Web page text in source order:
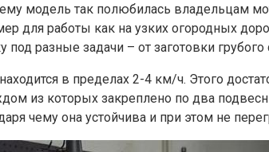
модель так полюбилась владельцам
для работы как на узких огородных
под разные задачи – от заготовки
в пределах 2-4 км/ч. Этого
из которых закреплено по два
чему она устойчива и при этом не